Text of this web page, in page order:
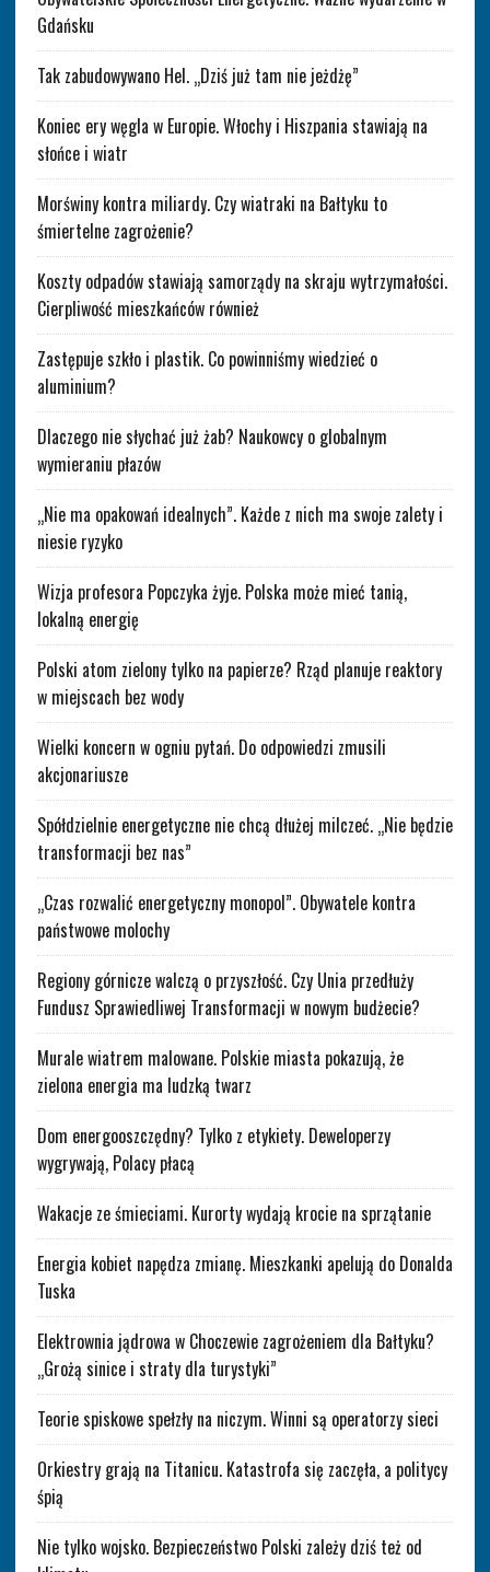
Gdańsku
Tak zabudowywano Hel. „Dziś już tam nie jeżdżę”
Koniec ery węgla w Europie. Włochy i Hiszpania stawiają na
słońce i wiatr
Morświny kontra miliardy. Czy wiatraki na Bałtyku to
śmiertelne zagrożenie?
Koszty odpadów stawiają samorządy na skraju wytrzymałości.
Cierpliwość mieszkańców również
Zastępuje szkło i plastik. Co powinniśmy wiedzieć o
aluminium?
Dlaczego nie słychać już żab? Naukowcy o globalnym
wymieraniu płazów
„Nie ma opakowań idealnych”. Każde z nich ma swoje zalety i
niesie ryzyko
Wizja profesora Popczyka żyje. Polska może mieć tanią,
lokalną energię
Polski atom zielony tylko na papierze? Rząd planuje reaktory
w miejscach bez wody
Wielki koncern w ogniu pytań. Do odpowiedzi zmusili
akcjonariusze
Spółdzielnie energetyczne nie chcą dłużej milczeć. „Nie będzie
transformacji bez nas”
„Czas rozwalić energetyczny monopol”. Obywatele kontra
państwowe molochy
Regiony górnicze walczą o przyszłość. Czy Unia przedłuży
Fundusz Sprawiedliwej Transformacji w nowym budżecie?
Murale wiatrem malowane. Polskie miasta pokazują, że
zielona energia ma ludzką twarz
Dom energooszczędny? Tylko z etykiety. Deweloperzy
wygrywają, Polacy płacą
Wakacje ze śmieciami. Kurorty wydają krocie na sprzątanie
Energia kobiet napędza zmianę. Mieszkanki apelują do Donalda
Tuska
Elektrownia jądrowa w Choczewie zagrożeniem dla Bałtyku?
„Grożą sinice i straty dla turystyki”
Teorie spiskowe spełzły na niczym. Winni są operatorzy sieci
Orkiestry grają na Titanicu. Katastrofa się zaczęła, a politycy
śpią
Nie tylko wojsko. Bezpieczeństwo Polski zależy dziś też od